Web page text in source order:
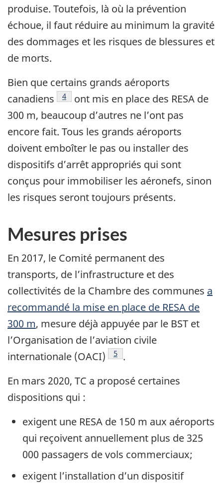
produise. Toutefois, là où la prévention
échoue, il faut réduire au minimum la gravité
des dommages et les risques de blessures et
de morts.
Bien que certains grands aéroports
canadiens
Note de bas de page
4
ont mis en place des RESA de
300 m, beaucoup d’autres ne l’ont pas
encore fait. Tous les grands aéroports
doivent emboîter le pas ou installer des
dispositifs d’arrêt appropriés qui sont
conçus pour immobiliser les aéronefs, sinon
les risques seront toujours présents.
Mesures prises
En 2017, le Comité permanent des
transports, de l’infrastructure et des
collectivités de la Chambre des communes a
recommandé la mise en place de RESA de
300 m, mesure déjà appuyée par le BST et
l’Organisation de l’aviation civile
internationale (OACI)
Note de bas de page
5 .
En mars 2020, TC a proposé certaines
dispositions qui :
exigent une RESA de 150 m aux aéroports
qui reçoivent annuellement plus de 325
000 passagers de vols commerciaux;
exigent l’installation d’un dispositif